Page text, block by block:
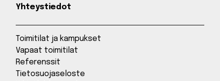
Yhteystiedot
Toimitilat ja kampukset
Vapaat toimitilat
Referenssit
Tietosuojaseloste